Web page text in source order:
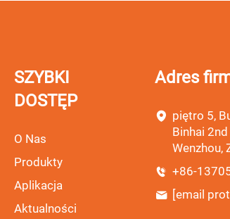
SZYBKI
DOSTĘP
O Nas
Produkty
Aplikacja
Aktualności
Adres
piętro 5,
Binhai
Wenzhou,
+86-
[email